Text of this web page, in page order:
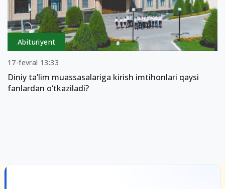
Abituriyent
17-fevral 13:33
Diniy ta’lim muassasalariga kirish imtihonlari qaysi
fanlardan o‘tkaziladi?